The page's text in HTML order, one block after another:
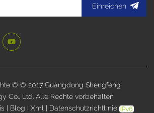
Einreichen
© © 2017 Guangdong Shengfeng
Co., Ltd. Alle Rechte vorbehalten
Blog Xml| Datenschutzrichtlinie